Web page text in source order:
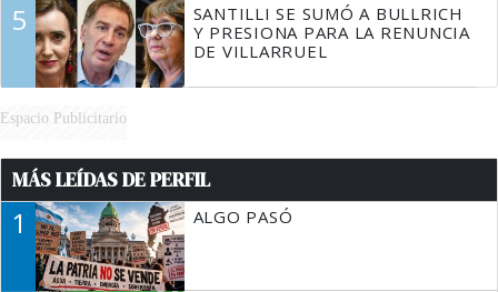
5
SANTILLI SE SUMÓ A BULLRICH
Y PRESIONA PARA LA RENUNCIA
DE VILLARRUEL
Espacio Publicitario
MÁS LEÍDAS DE PERFIL
1 ALGO PASÓ